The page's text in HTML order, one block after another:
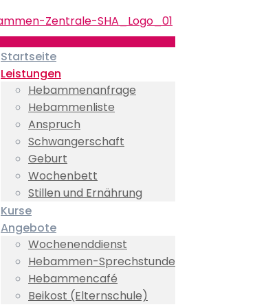
Startseite
Leistungen
Hebammenanfrage
Hebammenliste
Anspruch
Schwangerschaft
Geburt
Wochenbett
Stillen und Ernährung
Kurse
Angebote
Wochenenddienst
Hebammen-Sprechstunde
Hebammencafé
Beikost (Elternschule)